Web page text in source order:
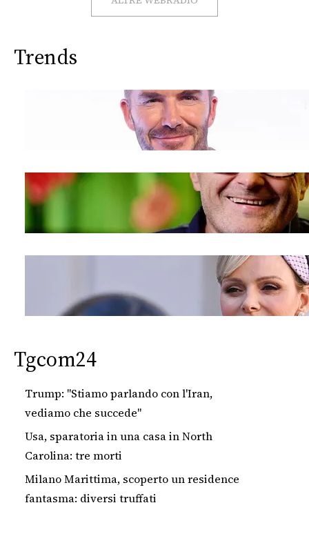
Trends
Tgcom24
Trump: "Stiamo parlando con l'Iran,
vediamo che succede"
Usa, sparatoria in una casa in North
Carolina: tre morti
Milano Marittima, scoperto un residence
fantasma: diversi truffati